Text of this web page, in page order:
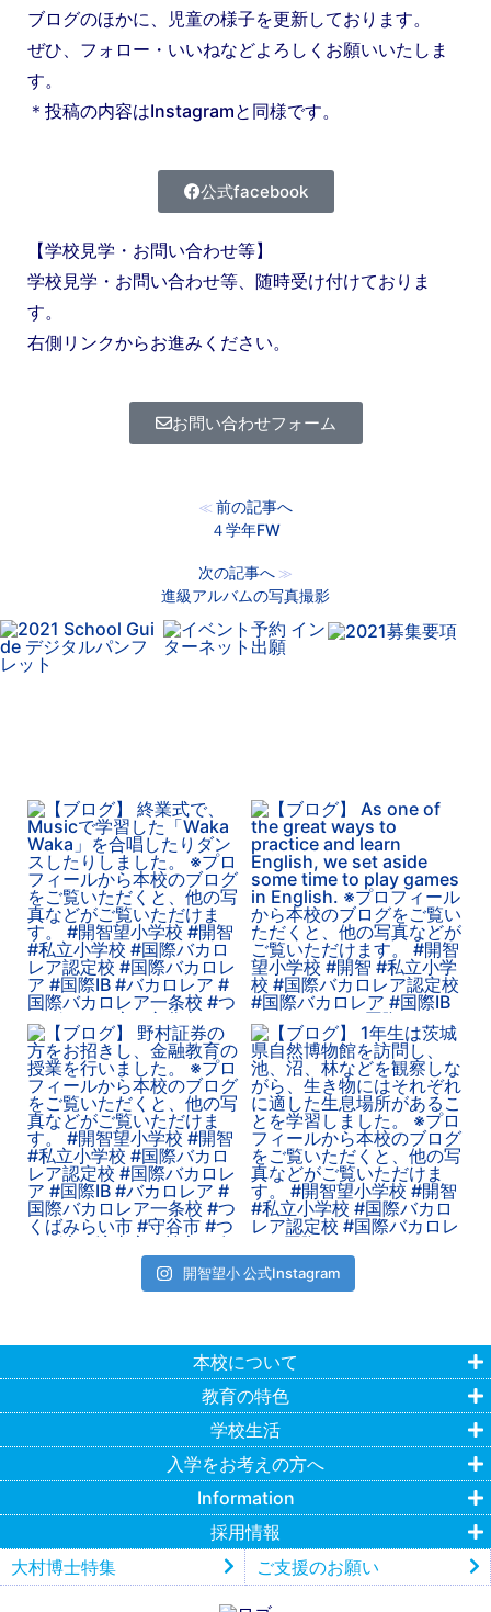
ブログのほかに、児童の様子を更新しております。
ぜひ、フォロー・いいねなどよろしくお願いいたしま
す。
＊投稿の内容はInstagramと同様です。
公式facebook
【学校見学・お問い合わせ等】
学校見学・お問い合わせ等、随時受け付けておりま
す。
右側リンクからお進みください。
お問い合わせフォーム
≪ 前の記事へ
４学年FW
次の記事へ ≫
進級アルバムの写真撮影
開智望小 公式Instagram
本校について
教育の特色
学校生活
入学をお考えの方へ
Information
採用情報
大村博士特集
ご支援のお願い